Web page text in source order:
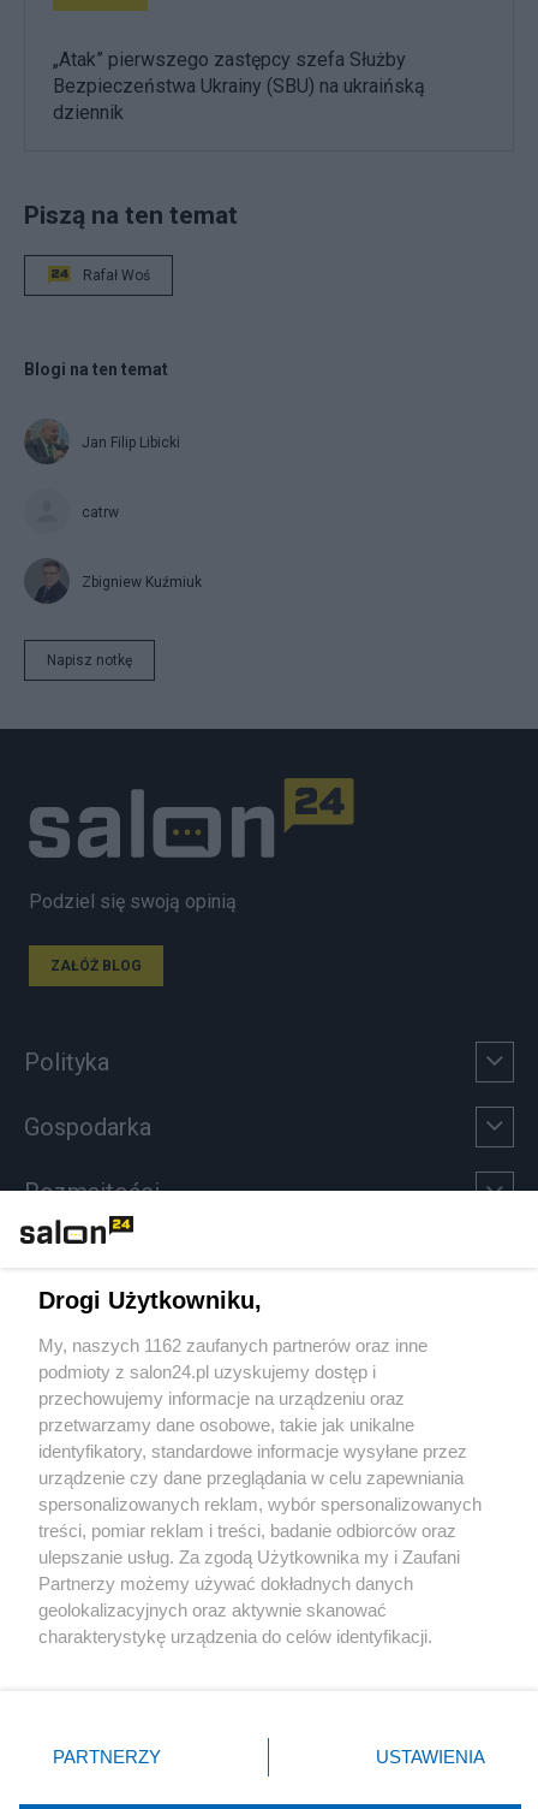
„Atak” pierwszego zastępcy szefa Służby
Bezpieczeństwa Ukrainy (SBU) na ukraińską
dziennik
Piszą na ten temat
Rafał Woś
Blogi na ten temat
Jan Filip Libicki
catrw
Zbigniew Kuźmiuk
Napisz notkę
Podziel się swoją opinią
ZAŁÓŻ BLOG
Polityka
Gospodarka
Rozmaitości
Sport
Społeczeństwo
Kultura
X Facebook Instagram Youtube
Drogi Użytkowniku,
My, naszych 1162 zaufanych partnerów oraz inne
podmioty z salon24.pl uzyskujemy dostęp i
przechowujemy informacje na urządzeniu oraz
przetwarzamy dane osobowe, takie jak unikalne
identyfikatory, standardowe informacje wysyłane przez
urządzenie czy dane przeglądania w celu zapewniania
spersonalizowanych reklam, wybór spersonalizowanych
treści, pomiar reklam i treści, badanie odbiorców oraz
ulepszanie usług. Za zgodą Użytkownika my i Zaufani
Partnerzy możemy używać dokładnych danych
geolokalizacyjnych oraz aktywnie skanować
charakterystykę urządzenia do celów identyfikacji.
zmienić/wycofać klikając przycisk ustawień prywatności
znajdujący się w lewym dolnym rogu strony
rodzaje przetwarzania danych nie wymagają zgody
PARTNERZY USTAWIENIA